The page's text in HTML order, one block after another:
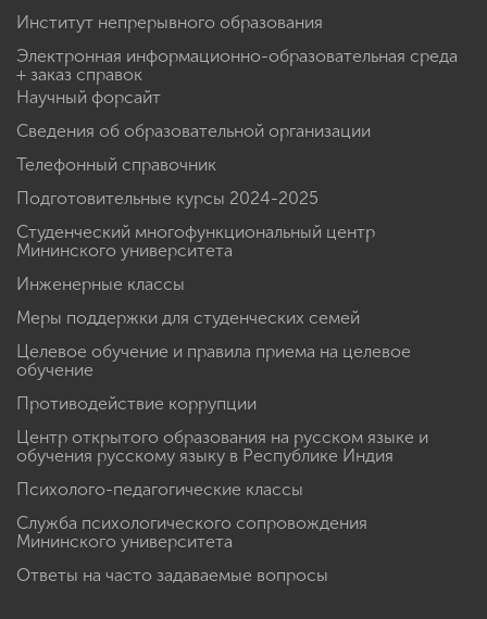
Институт непрерывного образования
Электронная информационно-образовательная среда
+ заказ справок
Научный форсайт
Сведения об образовательной организации
Телефонный справочник
Подготовительные курсы 2024-2025
Студенческий многофункциональный центр
Мининского университета
Инженерные классы
Меры поддержки для студенческих семей
Целевое обучение и правила приема на целевое
обучение
Противодействие коррупции
Центр открытого образования на русском языке и
обучения русскому языку в Республике Индия
Психолого-педагогические классы
Служба психологического сопровождения
Мининского университета
Ответы на часто задаваемые вопросы